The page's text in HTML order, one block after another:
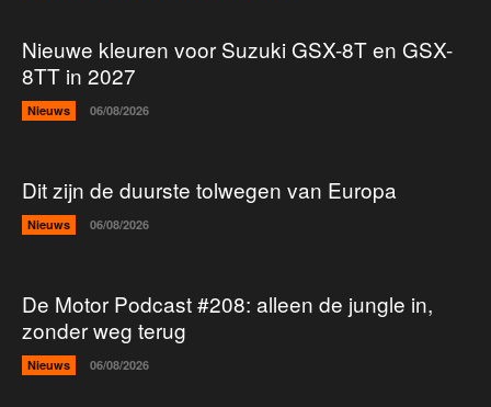
Nieuwe kleuren voor Suzuki GSX-8T en GSX-
8TT in 2027
Nieuws 06/08/2026
Dit zijn de duurste tolwegen van Europa
Nieuws 06/08/2026
De Motor Podcast #208: alleen de jungle in,
zonder weg terug
Nieuws 06/08/2026